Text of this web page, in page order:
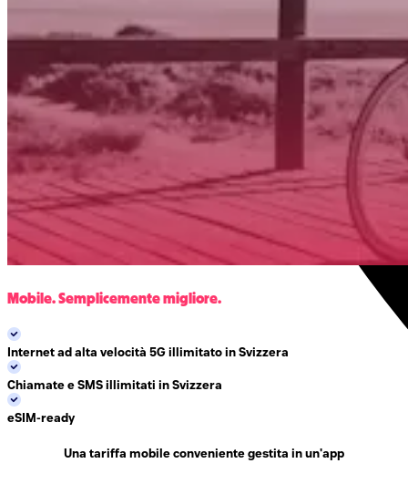
Mobile. Semplicemente migliore.
Internet ad alta velocità 5G illimitato in Svizzera
Chiamate e SMS illimitati in Svizzera
eSIM-ready
Una tariffa mobile conveniente gestita in un'app